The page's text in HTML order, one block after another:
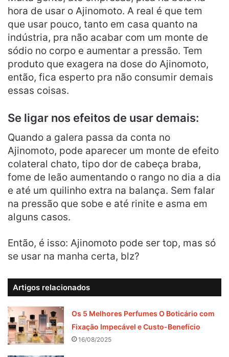
hora de usar o Ajinomoto. A real é que tem
que usar pouco, tanto em casa quanto na
indústria, pra não acabar com um monte de
sódio no corpo e aumentar a pressão. Tem
produto que exagera na dose do Ajinomoto,
então, fica esperto pra não consumir demais
essas coisas.
Se ligar nos efeitos de usar demais:
Quando a galera passa da conta no
Ajinomoto, pode aparecer um monte de efeito
colateral chato, tipo dor de cabeça braba,
fome de leão aumentando o rango no dia a dia
e até um quilinho extra na balança. Sem falar
na pressão que sobe e até rinite e asma em
alguns casos.
Então, é isso: Ajinomoto pode ser top, mas só
se usar na manha certa, blz?
Artigos relacionados
Os 5 Melhores Perfumes O Boticário com
Fixação Impecável e Custo-Benefício
16/08/2025